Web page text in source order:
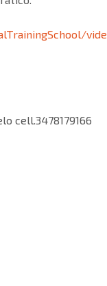
cell.3478179166